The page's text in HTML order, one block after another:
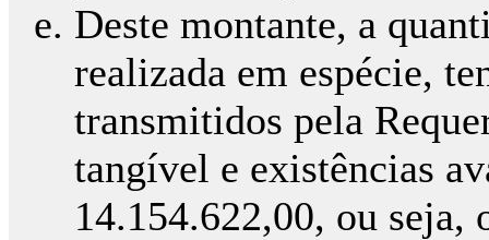
Deste montante, a
realizada em espécie,
transmitidos pela
tangível e existências
14.154.622,00, ou